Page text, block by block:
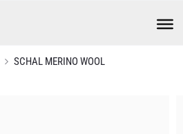
SCHAL MERINO WOOL